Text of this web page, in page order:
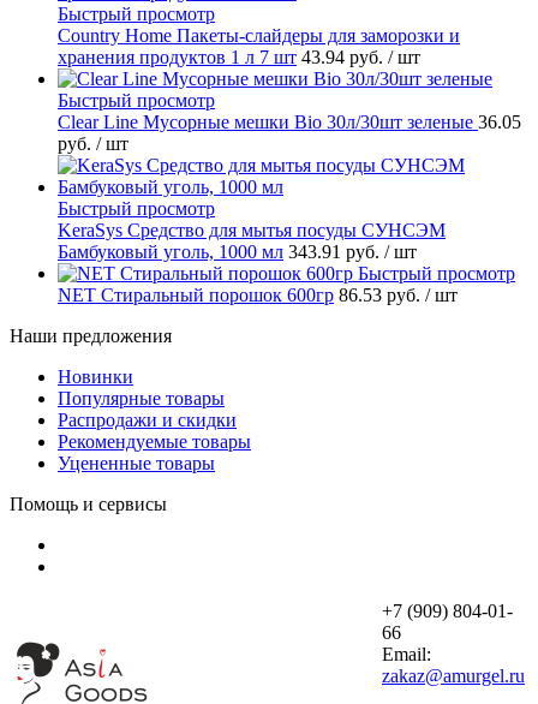
Быстрый просмотр
Country Home Пакеты-слайдеры для заморозки и
хранения продуктов 1 л 7 шт 43.94 руб. / шт
Быстрый просмотр
Clear Line Мусорные мешки Bio 30л/30шт зеленые 36.05
руб. / шт
Быстрый просмотр
KeraSys Средство для мытья посуды СУНСЭМ
Бамбуковый уголь, 1000 мл 343.91 руб. / шт
Быстрый просмотр
NET Стиральный порошок 600гр 86.53 руб. / шт
Наши предложения
Новинки
Популярные товары
Распродажи и скидки
Рекомендуемые товары
Уцененные товары
Помощь и сервисы
+7 (909) 804-01-
66
Email:
zakaz@amurgel.ru